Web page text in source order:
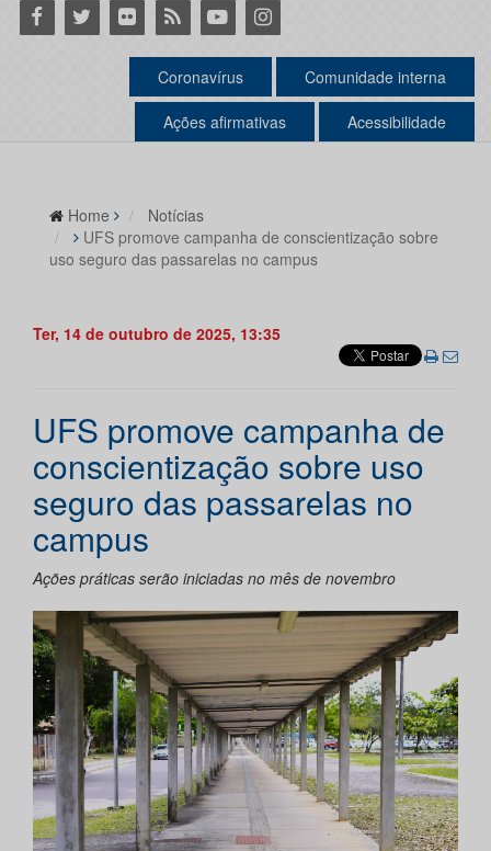
Facebook
Twitter Flickr RSS YoutubeInstagram
Coronavírus Comunidade interna
Ações afirmativas Acessibilidade
Home
Notícias
UFS promove campanha de conscientização sobre
uso seguro das passarelas no campus
Ter, 14 de outubro de 2025, 13:35
UFS promove campanha de
conscientização sobre uso
seguro das passarelas no
campus
Ações práticas serão iniciadas no mês de novembro